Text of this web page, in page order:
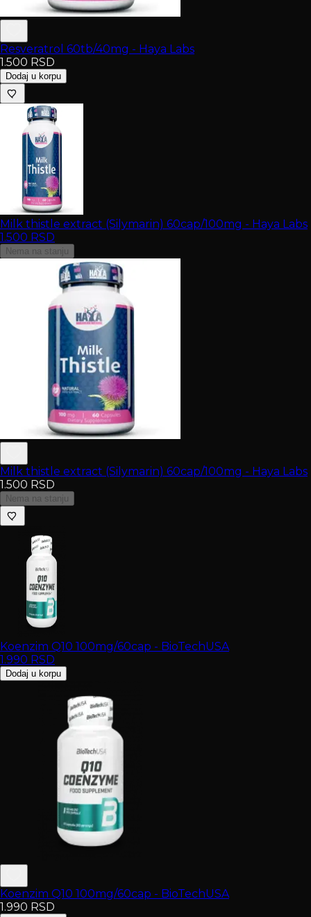
Resveratrol 60tb/40mg - Haya Labs
1.500 RSD
Dodaj u korpu
Milk thistle extract (Silymarin) 60cap/100mg - Haya Labs
1.500 RSD
Nema na stanju
Milk thistle extract (Silymarin) 60cap/100mg - Haya Labs
1.500 RSD
Nema na stanju
Koenzim Q10 100mg/60cap - BioTechUSA
1.990 RSD
Dodaj u korpu
Koenzim Q10 100mg/60cap - BioTechUSA
1.990 RSD